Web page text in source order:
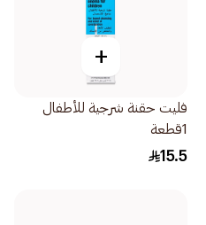
+
فليت حقنة شرجية للأطفال
1قطعة
15.5